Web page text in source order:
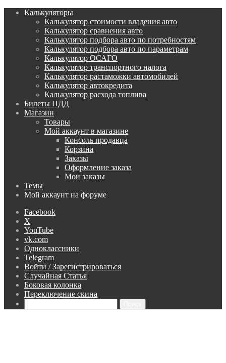
Калькуляторы
Калькулятор стоимости владения авто
Калькулятор сравнения авто
Калькулятор подбора авто по потребностям
Калькулятор подбора авто по параметрам
Калькулятор ОСАГО
Калькулятор транспортного налога
Калькулятор растаможки автомобилей
Калькулятор автокредита
Калькулятор расхода топлива
Билеты ПДД
Магазин
Товары
Мой аккаунт в магазине
Консоль продавца
Корзина
Заказы
Оформление заказа
Мои заказы
Темы
Мой аккаунт на форуме
Facebook
X
YouTube
vk.com
Одноклассники
Telegram
Войти / Зарегистрироваться
Случайная Статья
Боковая колонка
Переключение скина